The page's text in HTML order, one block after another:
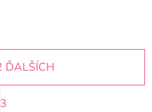
ĎALŠÍCH
3